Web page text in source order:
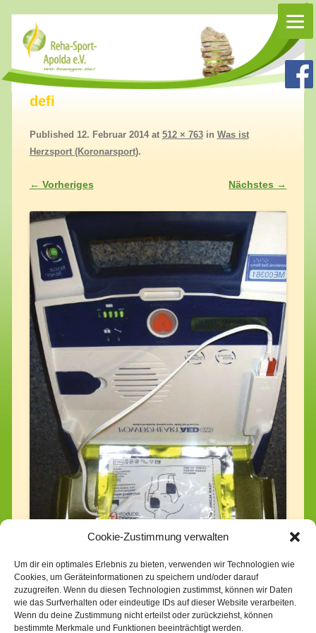
Cookie-Zustimmung verwalten
Um dir ein optimales Erlebnis zu bieten, verwenden wir Technologien wie
Cookies, um Geräteinformationen zu speichern und/oder darauf
zuzugreifen. Wenn du diesen Technologien zustimmst, können wir Daten
wie das Surfverhalten oder eindeutige IDs auf dieser Website verarbeiten.
Wenn du deine Zustimmung nicht erteilst oder zurückziehst, können
bestimmte Merkmale und Funktionen beeinträchtigt werden.
Rehasport Apolda
defi
Published 12. Februar 2014at 512 × 763in Was ist
Herzsport (Koronarsport).
← Vorheriges Nächstes →